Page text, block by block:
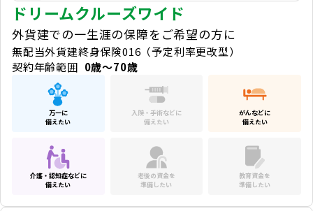
ドリームクルーズワイド
外貨建での一生涯の保障をご希望の方に
無配当外貨建終身保険016（予定利率更改型）
契約年齢範囲 0歳～70歳
万一に
備えたい
入院・手術などに
備えたい
がんなどに
備えたい
介護・認知症などに
備えたい
老後の資金を
準備したい
教育資金を
準備したい